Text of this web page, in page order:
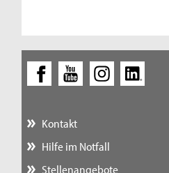
Kontakt
Hilfe im Notfall
Stellenangebote